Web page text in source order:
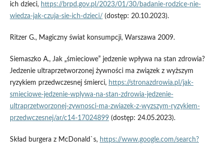
ich dzieci, https://brpd.gov.pl/2023/01/30/badanie-rodzice-nie-
wiedza-jak-czuja-sie-ich-dzieci/ (dostęp: 20.10.2023).
Ritzer G., Magiczny świat konsumpcji, Warszawa 2009.
Siemaszko A., Jak „śmieciowe” jedzenie wpływa na stan zdrowia?
Jedzenie ultraprzetworzonej żywności ma związek z wyższym
ryzykiem przedwczesnej śmierci, https://stronazdrowia.pl/jak-
smieciowe-jedzenie-wplywa-na-stan-zdrowia-jedzenie-
ultraprzetworzonej-zywnosci-ma-zwiazek-z-wyzszym-ryzykiem-
przedwczesnej/ar/c14-17024899(dostęp: 24.05.2023).
Skład burgera z McDonald`s, https://www.google.com/search?